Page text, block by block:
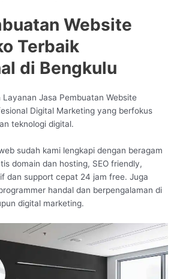
Website
Terbaik
di Bengkulu
Layanan Jasa Pembuatan Website
Digital Marketing yang berfokus
teknologi digital.
sudah kami lengkapi dengan beragam
domain dan hosting, SEO friendly,
dan support cepat 24 jam free. Juga
handal dan berpengalaman di
digital marketing.